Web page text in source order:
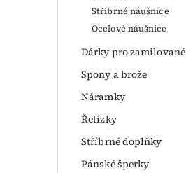
Stříbrné náušnice
Ocelové náušnice
Dárky pro zamilované
Spony a brože
Náramky
Řetízky
Stříbrné doplňky
Pánské šperky